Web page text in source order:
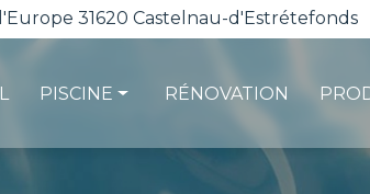
31620 Castelnau-d'Estrétefonds
PISCINE RÉNOVATION
Les